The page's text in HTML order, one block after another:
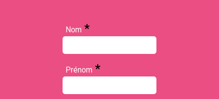
Nom *
Prénom *